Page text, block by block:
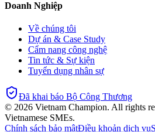
Doanh Nghiệp
Về chúng tôi
Dự án & Case Study
Cẩm nang công nghệ
Tin tức & Sự kiện
Tuyển dụng nhân sự
Đã khai báo Bộ Công Thương
© 2026 Vietnam Champion. All rights
Vietnamese SMEs.
Chính sách bảo mậtĐiều khoản dịch vụ